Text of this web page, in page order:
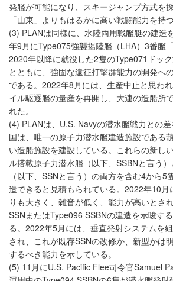
発艦が可能になり、スキージャンプ方式を
「山東」よりもはるかに高い戦闘能力を持つ
(3) PLANは同様に、水陸両用戦艦艇の建造
年9月にType075強襲揚陸艦（LHA）3番艦
2020年以降に就役した2隻のType071ドック
とともに、強固な遠征打撃群能力の開発へ
である。2022年8月には、生産中止と思わ
イル駆逐艦の量産を再開し、大連の造船所
れた。
(4) PLANは、U.S. Navyの潜水艦戦力との
国は、唯一の原子力潜水艦建造施設である
い造船施設を建設している。これらの新し
ル搭載原子力潜水艦（以下、SSBNと言う
（以下、SSNと言う）の両方を含む4から5
造できると見積もられている。2022年10月
りも大きく、雑音が低く、能力が高いとさ
SSNまたはType096 SSBNの建造を示唆す
る。2022年5月には、垂直発射システムを
され、これが既存SSNの改修か、新型かは
するべき能力を示している。
(5) 11月にU.S. Pacific Flee司令官Samuel